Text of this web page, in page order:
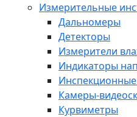
Измерительные
Дальномеры
Детекторы
Измерители
Индикаторы
Камеры-
Курвиметры